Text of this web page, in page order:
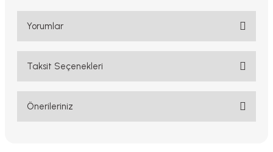
Yorumlar
Bu ürüne ilk yorumu siz yapın!
Taksit Seçenekleri
Önerileriniz